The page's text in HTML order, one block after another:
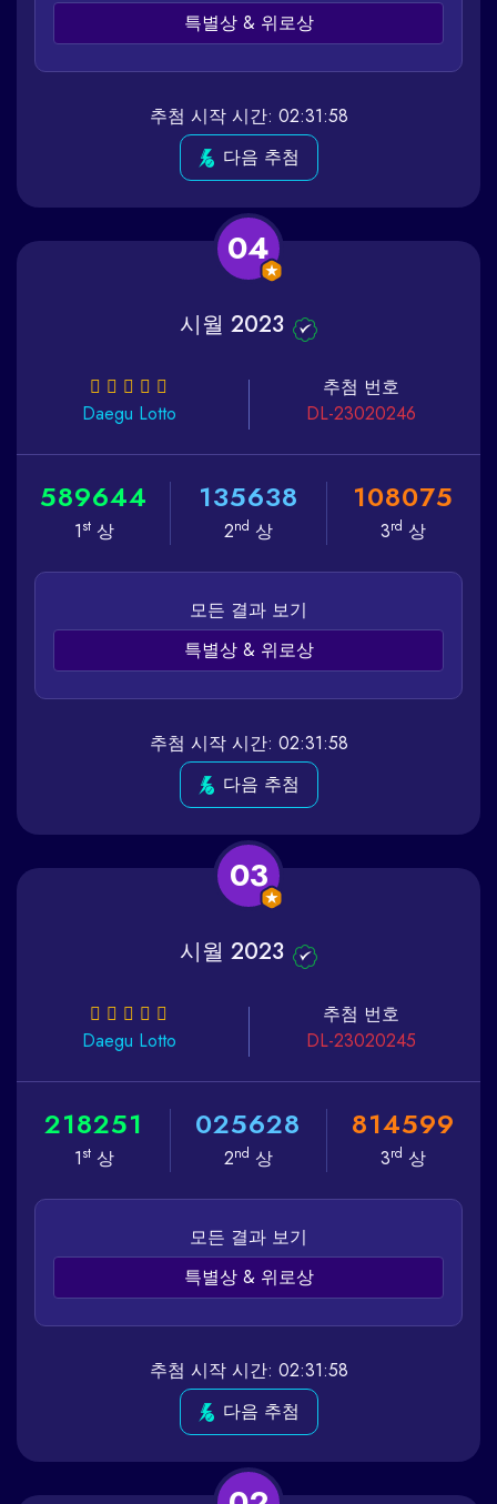
특별상 & 위로상
추첨 시작 시간: 02:31:58
다음 추첨
04
시월 2023
Daegu Lotto
추첨 번호
DL-23020246
589644
1st상
135638
2nd 상
108075
3rd 상
모든 결과 보기
특별상 & 위로상
추첨 시작 시간: 02:31:58
다음 추첨
03
시월 2023
Daegu Lotto
추첨 번호
DL-23020245
218251
1st상
025628
2nd 상
814599
3rd 상
모든 결과 보기
특별상 & 위로상
추첨 시작 시간: 02:31:58
다음 추첨